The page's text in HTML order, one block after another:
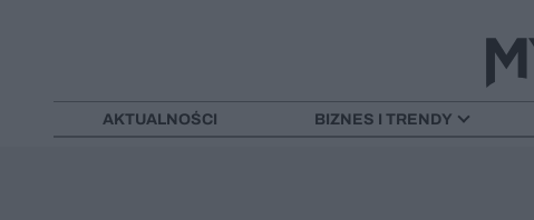
AKTUALNOŚCI BIZNES I TRENDY